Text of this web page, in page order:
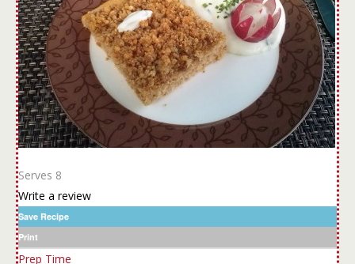
Serves 8
Write a review
Save Recipe
Print
Prep Time